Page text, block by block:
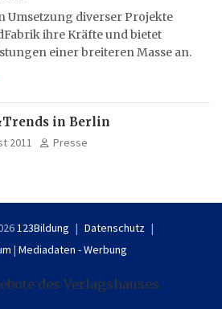
Umsetzung diverser Projekte
ihre Kräfte und bietet
einer breiteren Masse an.
in Berlin
2011 Presse
123Bildung
Datenschutz
| Mediadaten - Werbung
des Verlagshauses